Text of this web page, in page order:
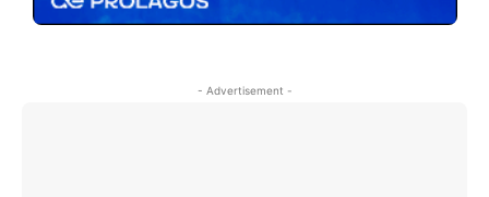
- Advertisement -